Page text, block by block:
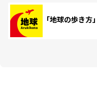
「地球の歩き